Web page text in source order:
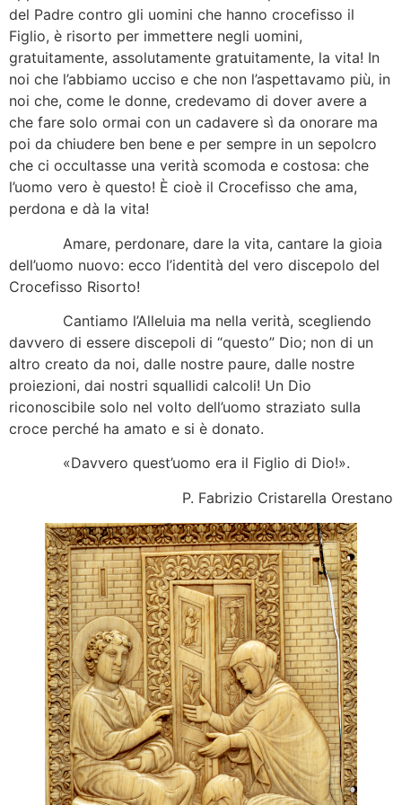
del Padre contro gli uomini che hanno crocefisso il
Figlio, è risorto per immettere negli uomini,
gratuitamente, assolutamente gratuitamente, la vita! In
noi che l’abbiamo ucciso e che non l’aspettavamo più, in
noi che, come le donne, credevamo di dover avere a
che fare solo ormai con un cadavere sì da onorare ma
poi da chiudere ben bene e per sempre in un sepolcro
che ci occultasse una verità scomoda e costosa: che
l’uomo vero è questo! È cioè il Crocefisso che ama,
perdona e dà la vita!
Amare, perdonare, dare la vita, cantare la gioia
dell’uomo nuovo: ecco l’identità del vero discepolo del
Crocefisso Risorto!
Cantiamo l’Alleluia ma nella verità, scegliendo
davvero di essere discepoli di “questo” Dio; non di un
altro creato da noi, dalle nostre paure, dalle nostre
proiezioni, dai nostri squallidi calcoli! Un Dio
riconoscibile solo nel volto dell’uomo straziato sulla
croce perché ha amato e si è donato.
«Davvero quest’uomo era il Figlio di Dio!».
P. Fabrizio Cristarella Orestano